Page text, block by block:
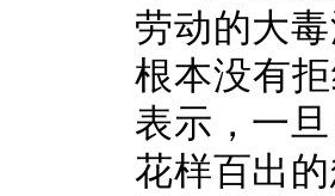
劳动的大
根本没有
表示，一
花样百出